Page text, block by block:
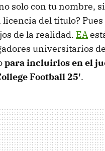
solo con tu nombre,
licencia del título?
de la realidad. EA
universitarios
para incluirlos en el
Football 25'.